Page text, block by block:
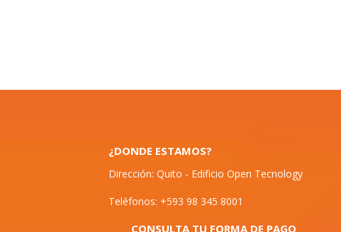
¿DONDE ESTAMOS?
Dirección: Quito - Edificio Open Tecnology
Teléfonos: +593 98 345 8001
CONSULTA TU FORMA DE PAGO